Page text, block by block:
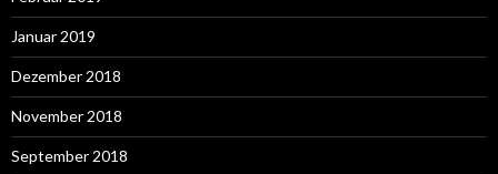
Januar 2019
Dezember 2018
November 2018
September 2018